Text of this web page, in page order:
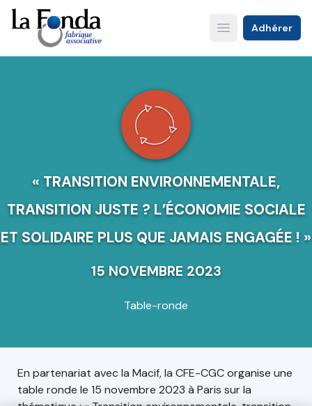
Aller
au
contenu
principal
Open main menu
Adhérer
« TRANSITION ENVIRONNEMENTALE,
TRANSITION JUSTE ? L’ÉCONOMIE SOCIALE
ET SOLIDAIRE PLUS QUE JAMAIS ENGAGÉE ! »
15 NOVEMBRE 2023
Table-ronde
En partenariat avec la Macif, la CFE-CGC organise une
table ronde le 15 novembre 2023 à Paris sur la